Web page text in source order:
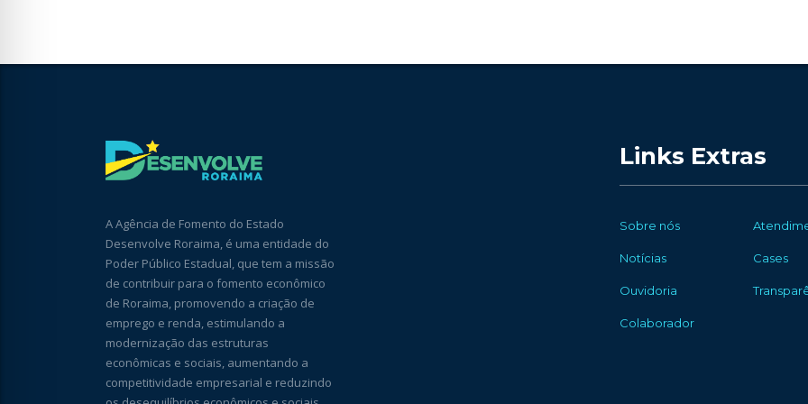
A Agência de Fomento do Estado
Desenvolve Roraima, é uma entidade do
Poder Público Estadual, que tem a missão
de contribuir para o fomento econômico
de Roraima, promovendo a criação de
emprego e renda, estimulando a
modernização das estruturas
econômicas e sociais, aumentando a
competitividade empresarial e reduzindo
Links Extras
Sobre nós
Notícias Cases
Ouvidoria
Colaborador